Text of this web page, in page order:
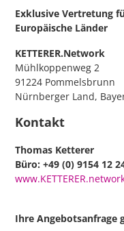
Exklusive Vertretung
Europäische Länder
KETTERER.Network
Mühlkoppenweg 2
91224 Pommelsbrunn
Nürnberger Land,
Kontakt
Thomas Ketterer
Büro: +49 (0) 9154 12
Ihre Angebotsanfrage